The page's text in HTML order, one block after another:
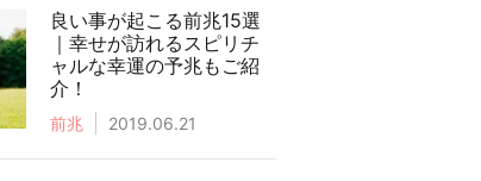
良い事が起こる前兆15選
｜幸せが訪れるスピリチ
ャルな幸運の予兆もご紹
介！
前兆 2019.06.21